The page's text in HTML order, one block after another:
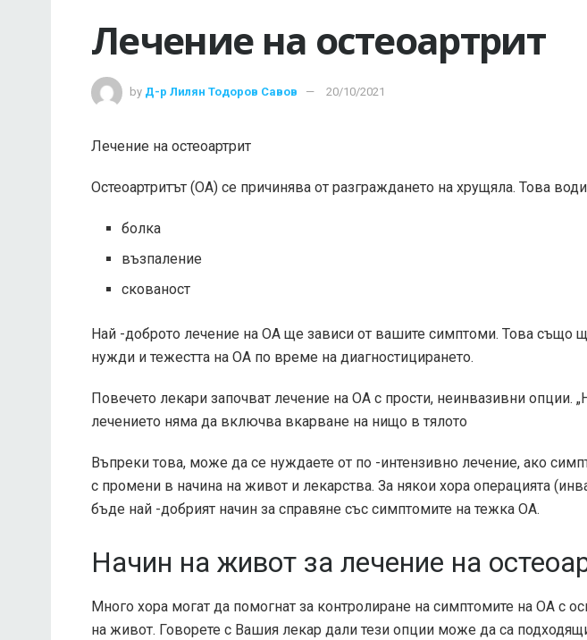
Лечение на остеоартрит
by Д-р Лилян Тодоров Савов 20/10/2021
Лечение на остеоартрит
Остеоартритът (ОА) се причинява от разграждането на хрущяла. Това
болка
възпаление
скованост
Най -доброто лечение на ОА ще зависи от вашите симптоми. Това също
нужди и тежестта на ОА по време на диагностицирането.
Повечето лекари започват лечение на ОА с прости, неинвазивни опции.
лечението няма да включва вкарване на нищо в тялото
Въпреки това, може да се нуждаете от по -интензивно лечение, ако
с промени в начина на живот и лекарства. За някои хора операцията
бъде най -добрият начин за справяне със симптомите на тежка ОА.
Начин на живот за лечение на
Много хора могат да помогнат за контролиране на симптомите на ОА с
на живот. Говорете с Вашия лекар дали тези опции може да са